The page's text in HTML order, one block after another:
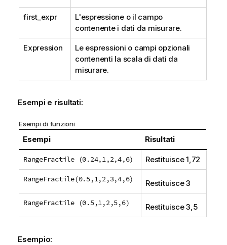
first_expr
L'espressione o il campo
contenente i dati da misurare.
Expression
Le espressioni o campi opzionali
contenenti la scala di dati da
misurare.
Esempi e risultati:
Esempi di funzioni
Esempi Risultati
RangeFractile (0.24,1,2,4,6) Restituisce 1,72
RangeFractile(0.5,1,2,3,4,6) Restituisce 3
RangeFractile (0.5,1,2,5,6) Restituisce 3,5
Esempio: